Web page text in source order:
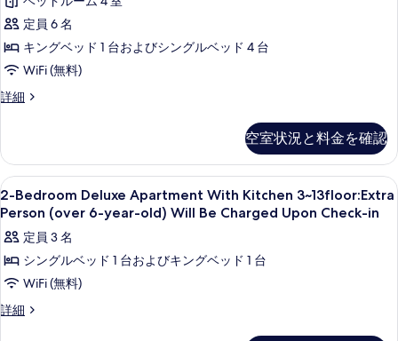
べ
て
の
写
表
示
す
る
6+)
Pay
at
の
詳
細
Kitchen:Extra
person
(Age
6+)
Pay
at
の
す
べ
て
の
写
真
を
定員 6 名
キングベッド 1 台およびシングルベッド 4 台
WiFi (無料)
詳細
4-
Kitchen:Extra
person
(Age
6+)
at
Property
詳
細
空室状況と料金を確認
2-
Bedroom
Deluxe
Apartment
With
Kitchen
3~13floor:Extra
1 室のベッドルーム、セーフティボ
6
2-Bedroom Deluxe Apartment With Kitchen 3~13floor:Extra
Person (over 6-year-old) Will Be Charged Upon Check-in
定員 3 名
シングルベッド 1 台およびキングベッド 1 台
WiFi (無料)
詳細
2-